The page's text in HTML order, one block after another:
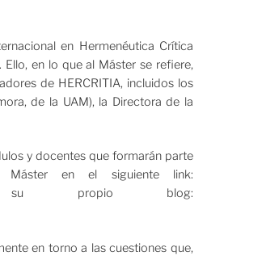
en Hermenéutica Crítica
en lo que al Máster se refiere,
de HERCRITIA, incluidos los
de la UAM), la Directora de la
y docentes que formarán parte
Máster en el siguiente link:
y en su propio blog:
en torno a las cuestiones que,